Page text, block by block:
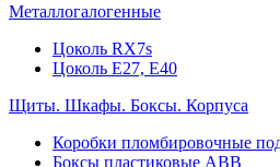
Металлогалогенные
Цоколь RX7s
Цоколь Е27, E40
Щиты. Шкафы. Боксы. Корпуса
Коробки пломбировочные
Боксы пластиковые ABB